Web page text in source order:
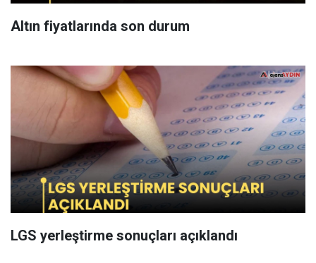
Altın fiyatlarında son durum
LGS yerleştirme sonuçları açıklandı